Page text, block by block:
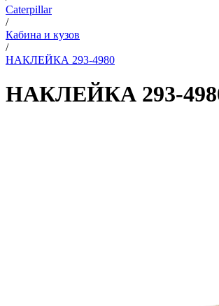
Caterpillar
/
Кабина и кузов
/
НАКЛЕЙКА 293-4980
НАКЛЕЙКА 293-